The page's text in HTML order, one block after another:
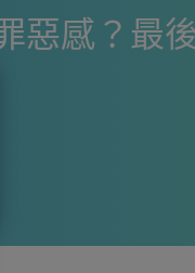
惡感？最